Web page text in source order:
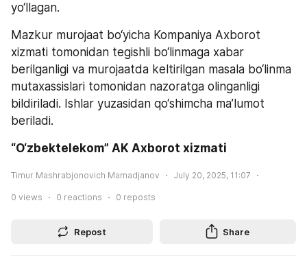
yo‘llagan.
Mazkur murojaat bo‘yicha Kompaniya Axborot
xizmati tomonidan tegishli bo‘linmaga xabar
berilganligi va murojaatda keltirilgan masala bo‘linma
mutaxassislari tomonidan nazoratga olinganligi
bildiriladi. Ishlar yuzasidan qo‘shimcha ma’lumot
beriladi.
“O‘zbektelekom” AK Axborot xizmati
Timur Mashrabjonovich Mamadjanov July 20, 2025, 11:07
0 views 0 reactions 0 reposts
Repost Share